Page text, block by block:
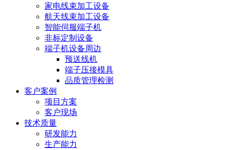
家电线束加工设备
航天线束加工设备
智能伺服端子机
非标定制设备
端子机设备周边
预送线机
端子压接模具
品质管理检测
客户案例
项目方案
客户现场
技术质量
研发能力
生产能力